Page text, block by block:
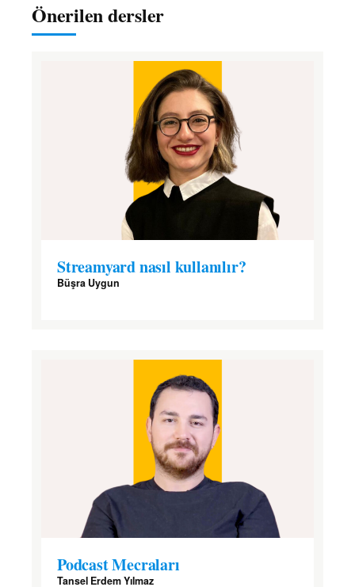
Önerilen dersler
Streamyard nasıl kullanılır?
Büşra Uygun
Podcast Mecraları
Tansel Erdem Yılmaz